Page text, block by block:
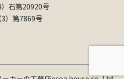
石第20920号
）第7869号